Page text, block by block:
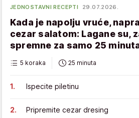
JEDNOSTAVNI RECEPTI 29.07.2026.
Kada je napolju vruće,
cezar salatom: Lagane su,
spremne za samo 25
5 koraka 25 minuta
Ispecite piletinu
Pripremite cezar dresing